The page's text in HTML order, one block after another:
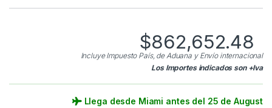
$862,652.48
Incluye Impuesto País, de Aduana y Envío internacional
Los Importes indicados son +Iva
Llega desde Miami antes del 25 de August